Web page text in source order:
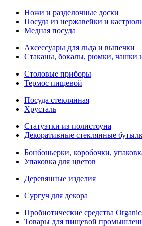
Ножи и разделочные доски
Посуда из нержавейки и
Медная посуда
Аксессуары для льда и выпечки
Стаканы, бокалы, рюмки, чашки
Столовые приборы
Термос пищевой
Посуда стеклянная
Хрусталь
Статуэтки из полистоуна
Декоративные стеклянные
Бонбоньерки, коробочки,
Упаковка для цветов
Деревянные изделия
Сургуч для декора
Пробиотические средства
Товары для пищевой